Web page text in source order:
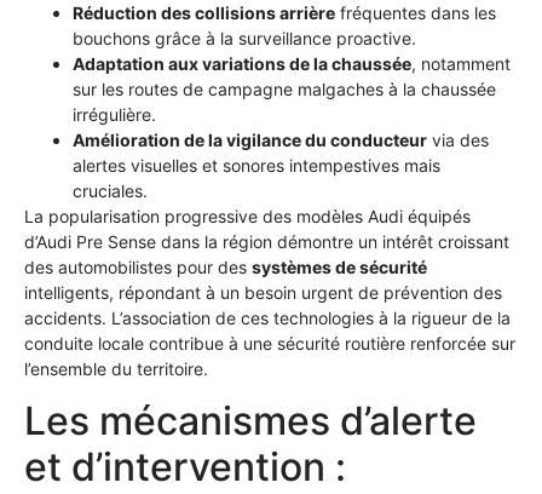
Réduction des collisions arrière fréquentes dans les
bouchons grâce à la surveillance proactive.
Adaptation aux variations de la chaussée, notamment
sur les routes de campagne malgaches à la chaussée
irrégulière.
Amélioration de la vigilance du conducteur via des
alertes visuelles et sonores intempestives mais
cruciales.
La popularisation progressive des modèles Audi équipés
d’Audi Pre Sense dans la région démontre un intérêt croissant
des automobilistes pour des systèmes de sécurité
intelligents, répondant à un besoin urgent de prévention des
accidents. L’association de ces technologies à la rigueur de la
conduite locale contribue à une sécurité routière renforcée sur
l’ensemble du territoire.
Les mécanismes d’alerte
et d’intervention :